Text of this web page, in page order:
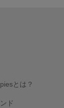
とは？
ド